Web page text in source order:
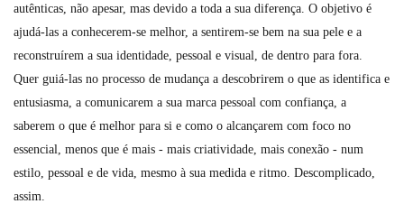
autênticas, não apesar, mas devido a toda a sua diferença. O objetivo é
ajudá-las a conhecerem-se melhor, a sentirem-se bem na sua pele e a
reconstruírem a sua identidade, pessoal e visual, de dentro para fora.
Quer guiá-las no processo de mudança a descobrirem o que as identifica e
entusiasma, a comunicarem a sua marca pessoal com confiança, a
saberem o que é melhor para si e como o alcançarem com foco no
essencial, menos que é mais - mais criatividade, mais conexão - num
estilo, pessoal e de vida, mesmo à sua medida e ritmo. Descomplicado,
assim.